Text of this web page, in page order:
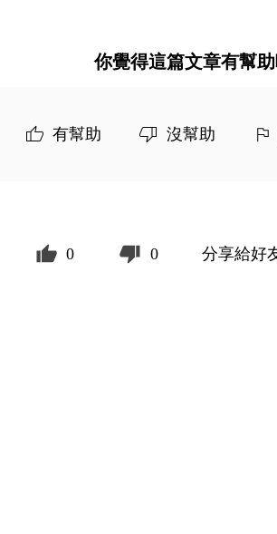
你覺得這篇文章有幫助
有幫助 沒幫助
0 0 分享給好